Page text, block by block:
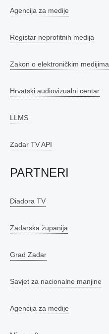
Agencija za medije
Registar neprofitnih medija
Zakon o elektroničkim medijima
Hrvatski audiovizualni centar
LLMS
Zadar TV API
PARTNERI
Diadora TV
Zadarska županija
Grad Zadar
Savjet za nacionalne manjine
Agencija za medije